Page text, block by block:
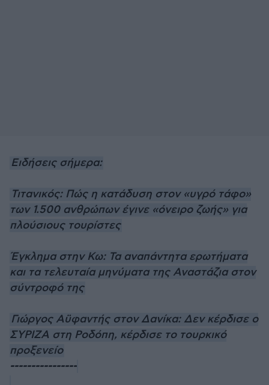
Ειδήσεις σήμερα:
Τιτανικός: Πώς η κατάδυση στον «υγρό τάφο»
των 1.500 ανθρώπων έγινε «όνειρο ζωής» για
πλούσιους τουρίστες
Έγκλημα στην Κω: Τα αναπάντητα ερωτήματα
και τα τελευταία μηνύματα της Αναστάζια στον
σύντροφό της
Γιώργος Αϋφαντής στον Δανίκα: Δεν κέρδισε ο
ΣΥΡΙΖΑ στη Ροδόπη, κέρδισε το τουρκικό
προξενείο
----------------